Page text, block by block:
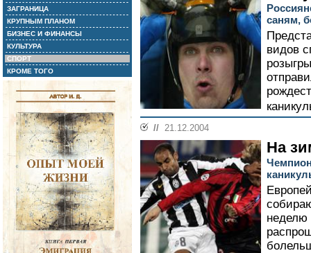
ЗАГРАНИЦА
КРУПНЫМ ПЛАНОМ
БИЗНЕС И ФИНАНСЫ
КУЛЬТУРА
СПОРТ
КРОМЕ ТОГО
саням,
видов
// 21.12.2004
На
неделю